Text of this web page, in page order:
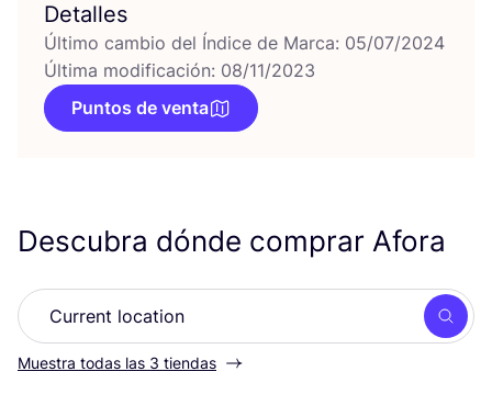
Detalles
Último cambio del Índice de Marca: 05/07/2024
Última modificación: 08/11/2023
Puntos de venta
Descubra dónde comprar Afora
Muestra todas las 3 tiendas